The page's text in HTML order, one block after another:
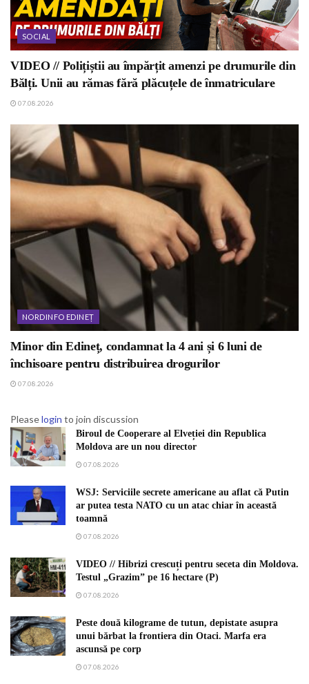
SOCIAL
VIDEO // Polițiștii au împărțit amenzi pe drumurile din
Bălți. Unii au rămas fără plăcuțele de înmatriculare
07.08.2026
NORDINFO EDINEȚ
Minor din Edineț, condamnat la 4 ani și 6 luni de
închisoare pentru distribuirea drogurilor
07.08.2026
Pleaselogin to join discussion
Biroul de Cooperare al Elveției din Republica
Moldova are un nou director
07.08.2026
WSJ: Serviciile secrete americane au aflat că Putin
ar putea testa NATO cu un atac chiar în această
toamnă
07.08.2026
VIDEO // Hibrizi crescuți pentru seceta din Moldova.
Testul „Grazim” pe 16 hectare (P)
07.08.2026
Peste două kilograme de tutun, depistate asupra
unui bărbat la frontiera din Otaci. Marfa era
ascunsă pe corp
07.08.2026